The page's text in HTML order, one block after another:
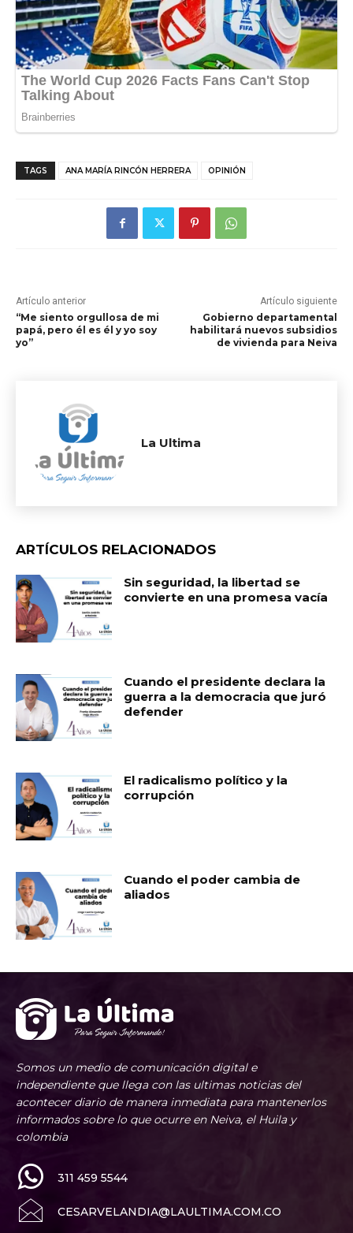
TAGS ANA MARÍA RINCÓN HERRERA OPINIÓN
Artículo anterior
“Me siento orgullosa de mi
papá, pero él es él y yo soy
yo”
Artículo siguiente
Gobierno departamental
habilitará nuevos subsidios
de vivienda para Neiva
La Ultima
ARTÍCULOS RELACIONADOS
Sin seguridad, la libertad se
convierte en una promesa vacía
Cuando el presidente declara la
guerra a la democracia que juró
defender
El radicalismo político y la
corrupción
Cuando el poder cambia de
aliados
Somos un medio de comunicación digital e
independiente que llega con las ultimas noticias del
acontecer diario de manera inmediata para mantenerlos
informados sobre lo que ocurre en Neiva, el Huila y
colombia
311 459 5544
CESARVELANDIA@LAULTIMA.COM.CO